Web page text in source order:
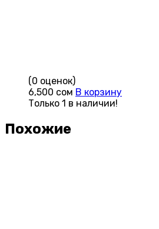
(0 оценок)
6,500 сом В корзину
Только 1 в наличии!
Похожие